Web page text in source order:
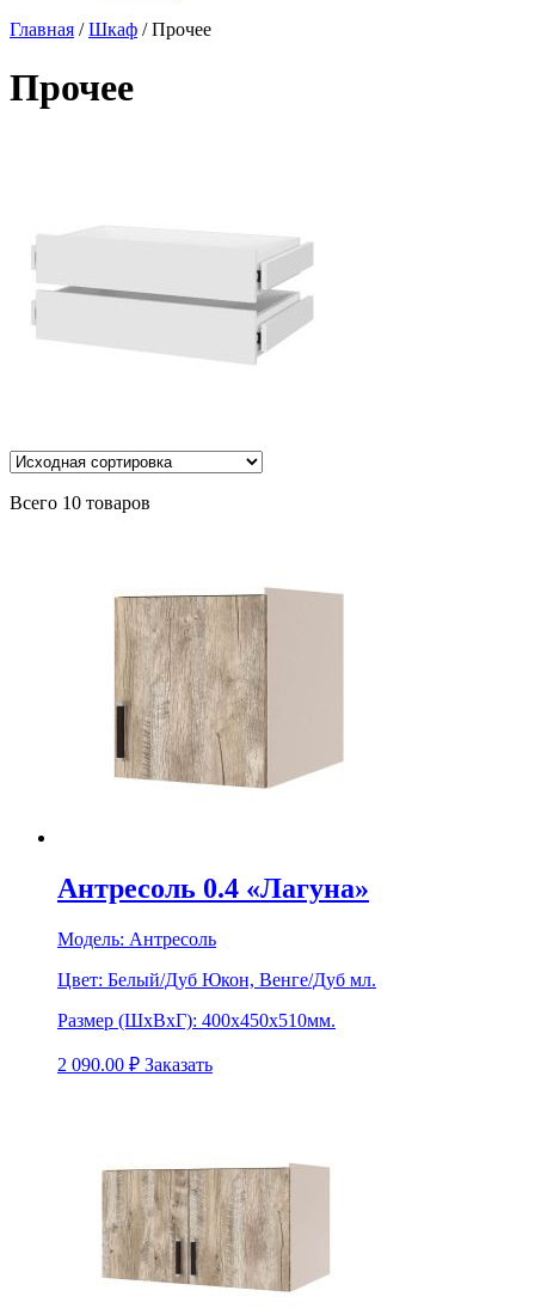
Главная /Шкаф /Прочее
Прочее
Всего 10 товаров
Антресоль 0.4 «Лагуна»
Модель: Антресоль
Цвет: Белый/Дуб Юкон, Венге/Дуб мл.
Размер (ШхВхГ): 400х450х510мм.
2 090.00 ₽ Заказать